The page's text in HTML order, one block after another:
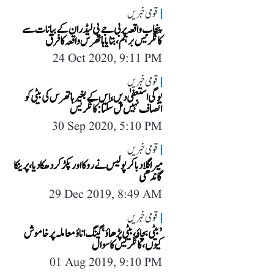
قومی خبریں
پنجاب واقعہ پر بی جے پی لیڈران کے بیانات سے
کانگریس برہم، بتایا ہاتھرس واقعہ کا فرق
24 Oct 2020, 9:11 PM
قومی خبریں
یوگی استعفیٰ دیں، اس کے بغیر ہاتھرس کی بیٹی کو
انصاف نہیں مل سکتا: کانگریس
30 Sep 2020, 5:10 PM
قومی خبریں
میرا گلا دبا کر پولیس نے روکا اور پکڑ کر دھکا دیا، پرینکا
گاندھی
29 Dec 2019, 8:49 AM
قومی خبریں
’بیٹی بچاؤ، بیٹی پڑھاؤ‘ گینگ اناؤ معاملہ پر خاموش
کیوں، کانگریس کا سوال
01 Aug 2019, 9:10 PM